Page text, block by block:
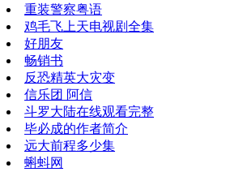
重装警察粤语
鸡毛飞上天电视剧全集
好朋友
畅销书
反恐精英大灾变
信乐团 阿信
斗罗大陆在线观看完整
毕必成的作者简介
远大前程多少集
蝌蚪网